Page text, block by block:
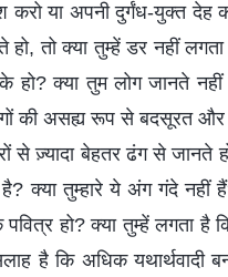
करो या अपनी दुर्गंध-युक्त
तो क्या तुम्हें डर नहीं
हो? क्या तुम लोग जानते
की असह्य रूप से बदसूरत और
से ज़्यादा बेहतर ढंग से जानते
है? क्या तुम्हारे ये अंग गंदे
पवित्र हो? क्या तुम्हें लगता है
सलाह है कि अधिक